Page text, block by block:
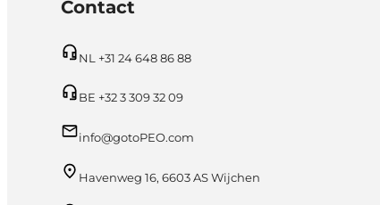
Contact
NL +31 24 648 86 88
BE +32 3 309 32 09
info@gotoPEO.com
Havenweg 16, 6603 AS Wijchen